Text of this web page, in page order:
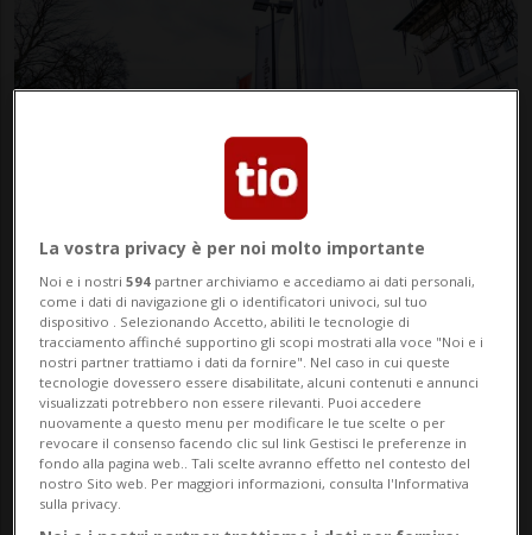
Garanzie statali per aziende
elettriche, nessuna proroga
La vostra privacy è per noi molto importante
Noi e i nostri594 partner archiviamo e accediamo ai dati personali,
come i dati di navigazione gli o identificatori univoci, sul tuo
dispositivo . Selezionando Accetto, abiliti le tecnologie di
tracciamento affinché supportino gli scopi mostrati alla voce "Noi e i
nostri partner trattiamo i dati da fornire". Nel caso in cui queste
tecnologie dovessero essere disabilitate, alcuni contenuti e annunci
visualizzati potrebbero non essere rilevanti. Puoi accedere
nuovamente a questo menu per modificare le tue scelte o per
revocare il consenso facendo clic sul link Gestisci le preferenze in
fondo alla pagina web.. Tali scelte avranno effetto nel contesto del
nostro Sito web. Per maggiori informazioni, consulta l'Informativa
sulla privacy.